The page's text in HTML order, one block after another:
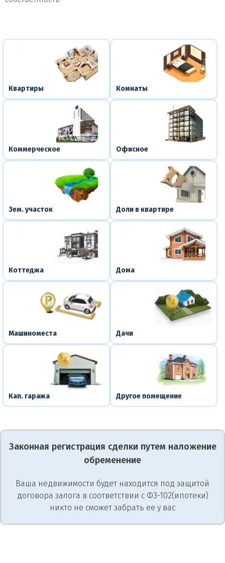
Квартиры Комнаты
Коммерческое Офисное
Зем. участок Доли в квартире
Коттеджа Дома
Машиноместа Дачи
Кап. гаража Другое помещение
Законная регистрация сделки путем наложение
обременение
Ваша недвижимости будет находится под защитой
договора залога в соответствии с ФЗ-102(ипотеки)
никто не сможет забрать ее у вас